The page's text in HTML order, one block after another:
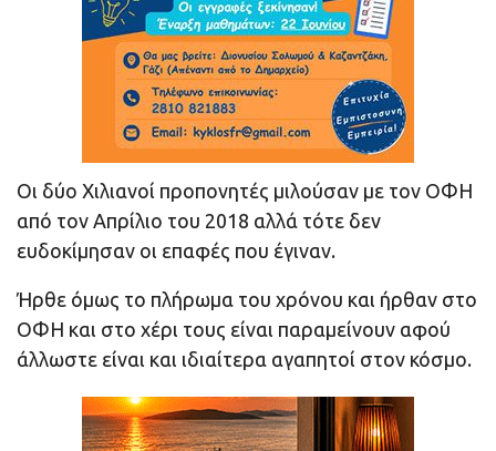
Οι δύο Χιλιανοί προπονητές μιλούσαν με τον ΟΦΗ
από τον Απρίλιο του 2018 αλλά τότε δεν
ευδοκίμησαν οι επαφές που έγιναν.
Ήρθε όμως το πλήρωμα του χρόνου και ήρθαν στο
ΟΦΗ και στο χέρι τους είναι παραμείνουν αφού
άλλωστε είναι και ιδιαίτερα αγαπητοί στον κόσμο.